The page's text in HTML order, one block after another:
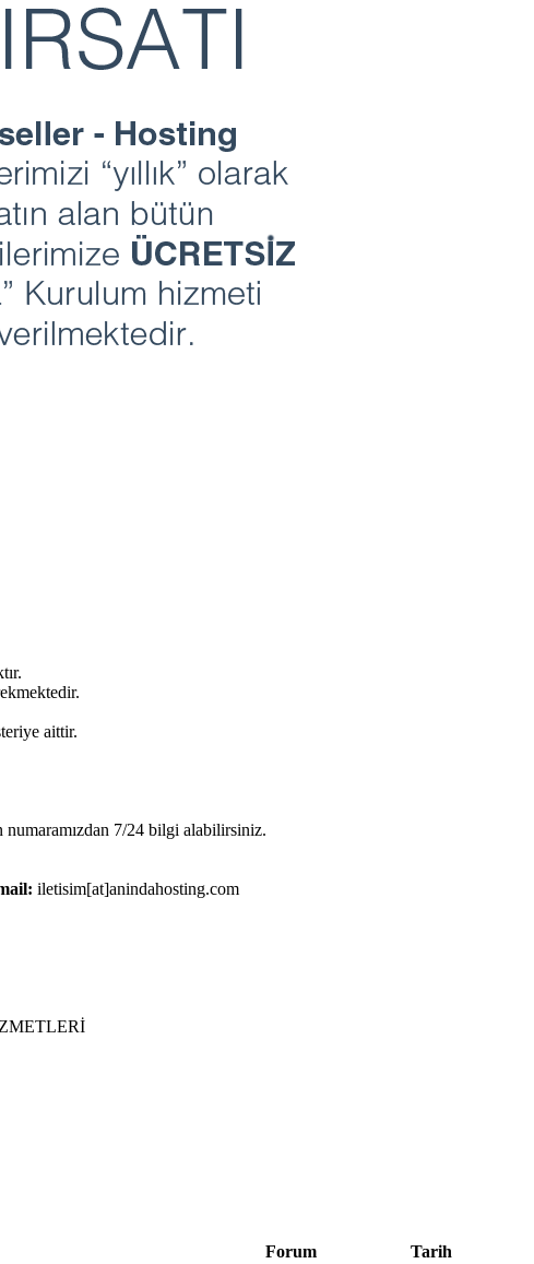
aittir.
numaramızdan 7/24 bilgi alabilirsiniz.
iletisim[at]anindahosting.com
Forum
Tarih